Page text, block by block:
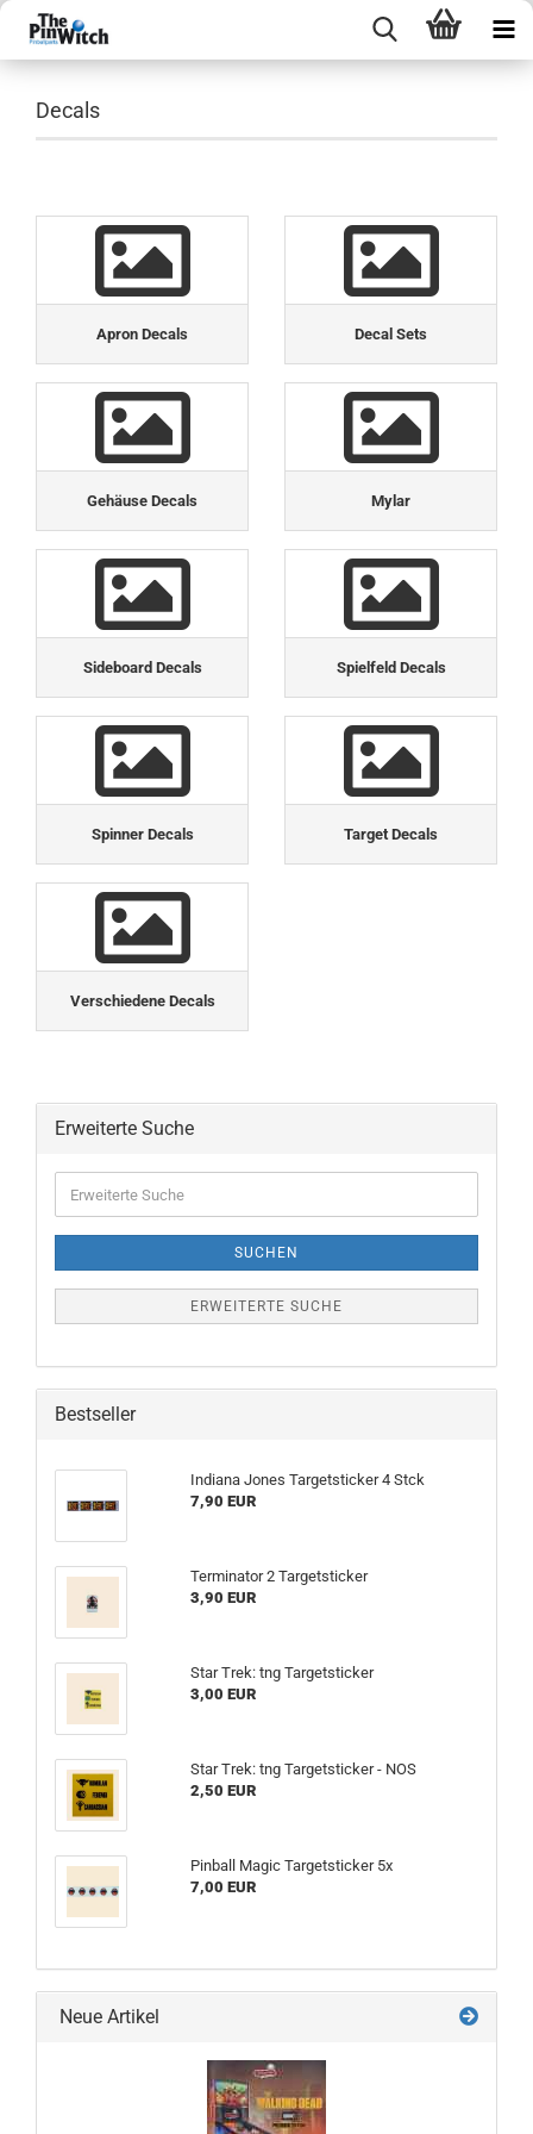
Decals
Apron Decals Decal Sets
Gehäuse Decals Mylar
Sideboard Decals Spielfeld Decals
Spinner Decals Target Decals
Verschiedene Decals
Erweiterte Suche
Suche
SUCHEN
ERWEITERTE SUCHE
Bestseller
Indiana Jones Targetsticker 4 Stck
7,90 EUR
Terminator 2 Targetsticker
3,90 EUR
Star Trek: tng Targetsticker
3,00 EUR
Star Trek: tng Targetsticker - NOS
2,50 EUR
Pinball Magic Targetsticker 5x
7,00 EUR
Neue Artikel